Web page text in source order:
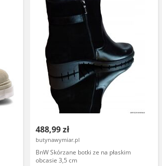
488,99 zł
butynawymiar.pl
BnW Skórzane botki ze na płaskim
obcasie 3,5 cm